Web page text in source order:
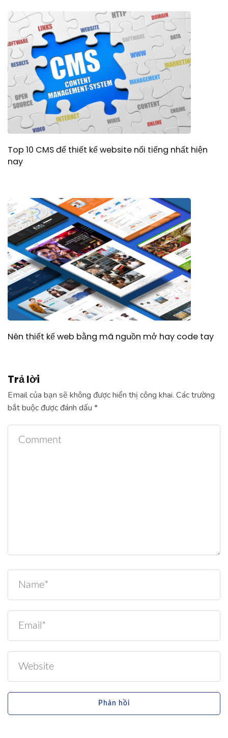
Top 10 CMS để thiết kế website nổi tiếng nhất hiện
nay
Nên thiết kế web bằng mã nguồn mở hay code tay
Trả lời
Email của bạn sẽ không được hiển thị công khai. Các trường
bắt buộc được đánh dấu *